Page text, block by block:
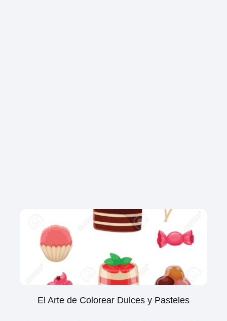
El Arte de Colorear Dulces y Pasteles